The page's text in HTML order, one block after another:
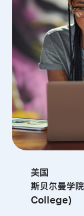
美国
斯贝尔曼学
College)